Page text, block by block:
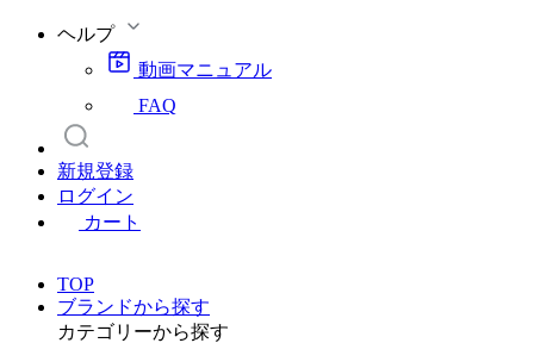
ヘルプ
動画マニュアル
FAQ
新規登録
ログイン
カート
TOP
ブランドから探す
カテゴリーから探す